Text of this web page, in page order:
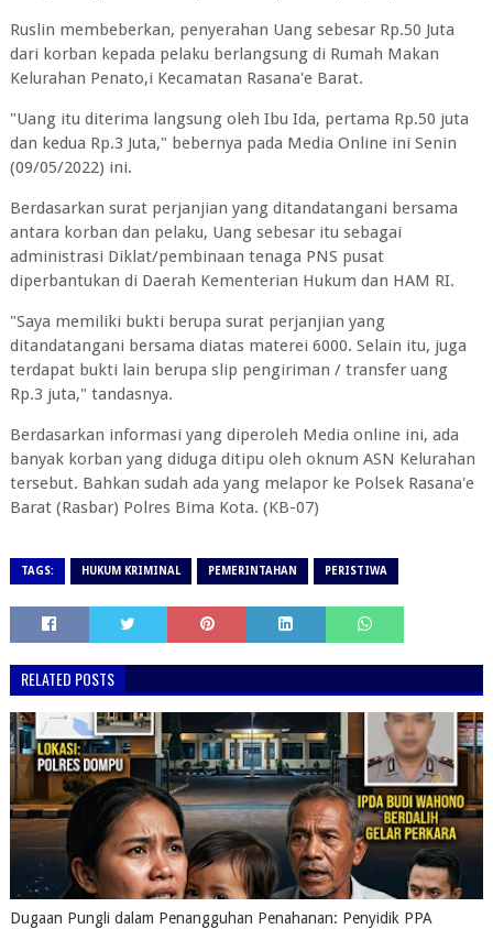
Ruslin membeberkan, penyerahan Uang sebesar Rp.50 Juta
dari korban kepada pelaku berlangsung di Rumah Makan
Kelurahan Penato,i Kecamatan Rasana'e Barat.
"Uang itu diterima langsung oleh Ibu Ida, pertama Rp.50 juta
dan kedua Rp.3 Juta," bebernya pada Media Online ini Senin
(09/05/2022) ini.
Berdasarkan surat perjanjian yang ditandatangani bersama
antara korban dan pelaku, Uang sebesar itu sebagai
administrasi Diklat/pembinaan tenaga PNS pusat
diperbantukan di Daerah Kementerian Hukum dan HAM RI.
"Saya memiliki bukti berupa surat perjanjian yang
ditandatangani bersama diatas materei 6000. Selain itu, juga
terdapat bukti lain berupa slip pengiriman / transfer uang
Rp.3 juta," tandasnya.
Berdasarkan informasi yang diperoleh Media online ini, ada
banyak korban yang diduga ditipu oleh oknum ASN Kelurahan
tersebut. Bahkan sudah ada yang melapor ke Polsek Rasana'e
Barat (Rasbar) Polres Bima Kota. (KB-07)
TAGS: HUKUM KRIMINAL PEMERINTAHAN PERISTIWA
RELATED POSTS
Dugaan Pungli dalam Penangguhan Penahanan: Penyidik PPA